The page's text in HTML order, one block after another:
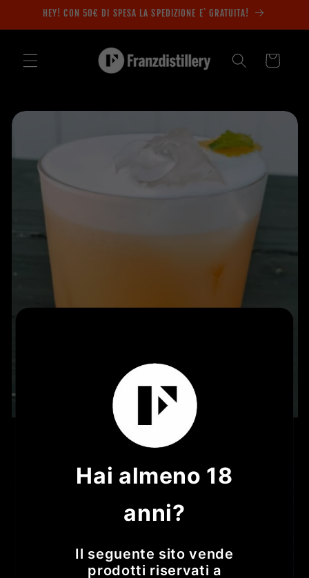
direttamente
ai contenuti
HEY! CON 50€ DI SPESA LA SPEDIZIONE E` GRATUITA!
Carrello
ANNIBALE
-30 ml succo limone
-20 ml sciroppo di zucchero
Hai almeno 18
anni?
Il seguente sito vende
prodotti riservati a